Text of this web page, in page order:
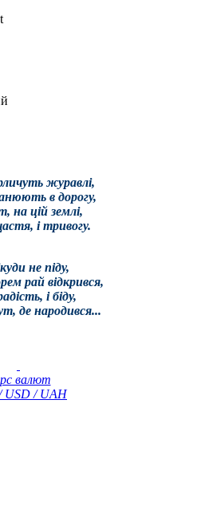
журавлі,
в дорогу,
на цій землі,
і тривогу.
не піду,
рай відкрився,
і біду,
де народився...
валют
USD / UAH